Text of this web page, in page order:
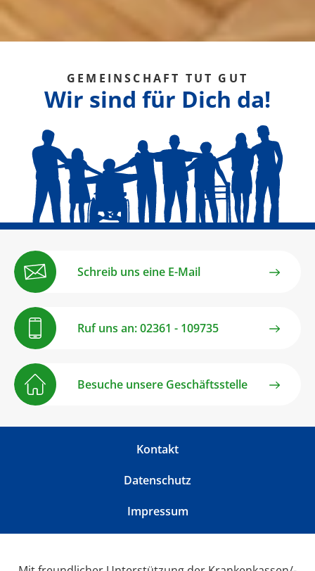
GEMEINSCHAFT TUT GUT
Wir sind für Dich da!
Schreib uns eine E-Mail
Ruf uns an: 02361 - 109735
Besuche unsere Geschäftsstelle
Kontakt
Datenschutz
Impressum